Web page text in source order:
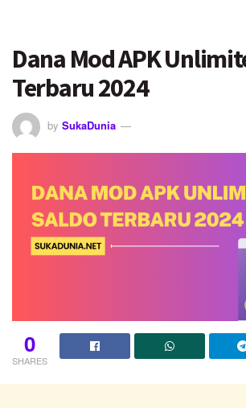
Dana Mod APK
Terbaru 2024
by SukaDunia
0
SHARES